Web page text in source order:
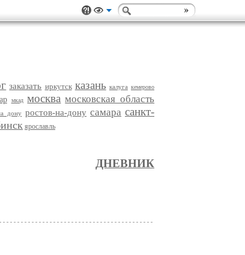
заказать иркутск казань калуга кемерово
мкад москва московская область
дону ростов-на-дону самара санкт-
ярославль
ДНЕВНИК